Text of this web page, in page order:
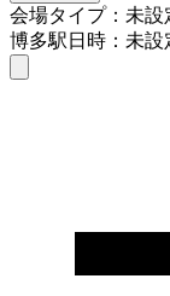
会場タイプ：未設
博多駅日時：未設